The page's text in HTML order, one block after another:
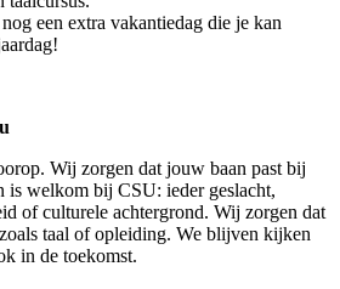
een extra vakantiedag die je kan
Wij zorgen dat jouw baan past bij
is welkom bij CSU: ieder geslacht,
of culturele achtergrond. Wij zorgen dat
taal of opleiding. We blijven kijken
in de toekomst.